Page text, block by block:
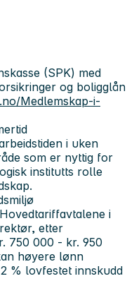
(SPK) med
og boligglån
Medlemskap-i-
i uken
som er nyttig for
institutts rolle
i
etter
750 000 - kr. 950
høyere lønn
% lovfestet innskudd